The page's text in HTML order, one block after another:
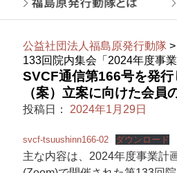
公益社団法人福島原発行動隊 >
133回院内集会「2024年度事
SVCF通信第166号を発
（案）立案に向けた会員
投稿日： 2024年1月29日
svcf-tsuushinn166-02 ダウンロード
主な内容は、2024年度事業計